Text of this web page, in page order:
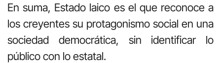
En suma, Estado laico es el que reconoce a
los creyentes su protagonismo social en una
sociedad democrática, sin identificar lo
público con lo estatal.